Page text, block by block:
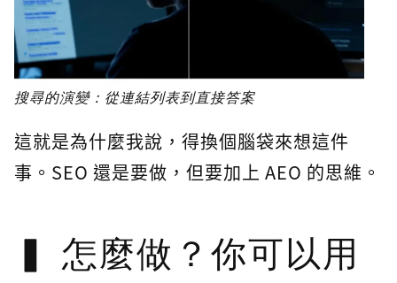
搜尋的演變：從連結列表到直接答案
這就是為什麼我說，得換個腦袋來想這件
事。SEO 還是要做，但要加上 AEO 的思維。
怎麼做？你可以用